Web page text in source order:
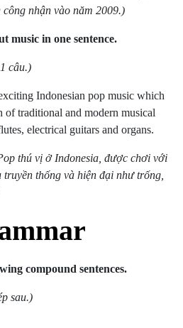
nhận vào năm 2009.)
music in one sentence.
câu.)
Indonesian pop music which
traditional and modern musical
electrical guitars and organs.
thú vị ở Indonesia, được chơi với
thống và hiện đại như trống,
compound sentences.
sau.)